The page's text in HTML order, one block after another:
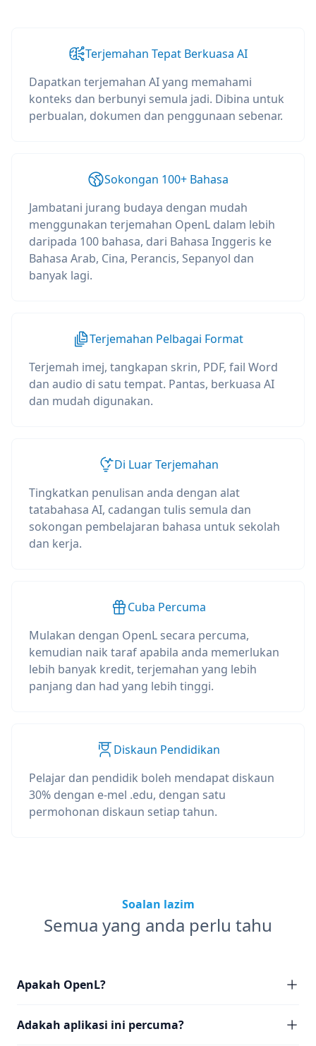
Terjemahan Tepat Berkuasa AI
Dapatkan terjemahan AI yang memahami
konteks dan berbunyi semula jadi. Dibina untuk
perbualan, dokumen dan penggunaan sebenar.
Sokongan 100+ Bahasa
Jambatani jurang budaya dengan mudah
menggunakan terjemahan OpenL dalam lebih
daripada 100 bahasa, dari Bahasa Inggeris ke
Bahasa Arab, Cina, Perancis, Sepanyol dan
banyak lagi.
Terjemahan Pelbagai Format
Terjemah imej, tangkapan skrin, PDF, fail Word
dan audio di satu tempat. Pantas, berkuasa AI
dan mudah digunakan.
Di Luar Terjemahan
Tingkatkan penulisan anda dengan alat
tatabahasa AI, cadangan tulis semula dan
sokongan pembelajaran bahasa untuk sekolah
dan kerja.
Cuba Percuma
Mulakan dengan OpenL secara percuma,
kemudian naik taraf apabila anda memerlukan
lebih banyak kredit, terjemahan yang lebih
panjang dan had yang lebih tinggi.
Diskaun Pendidikan
Pelajar dan pendidik boleh mendapat diskaun
30% dengan e-mel .edu, dengan satu
permohonan diskaun setiap tahun.
Soalan lazim
Semua yang anda perlu tahu
Apakah OpenL?
Adakah aplikasi ini percuma?